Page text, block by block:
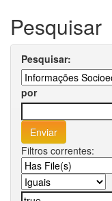
Pesquisar
Pesquisar:
por
Filtros correntes: